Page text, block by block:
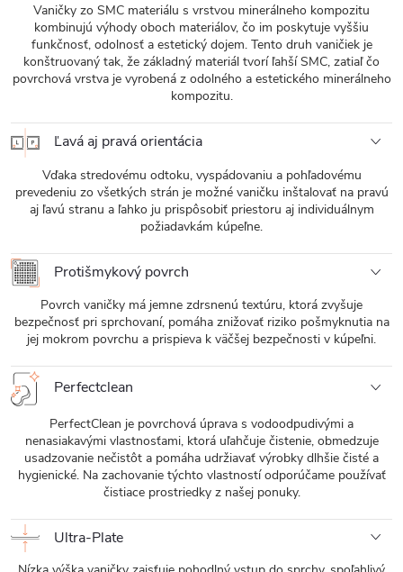
Vaničky zo SMC materiálu s vrstvou minerálneho kompozitu
kombinujú výhody oboch materiálov, čo im poskytuje vyššiu
funkčnosť, odolnosť a estetický dojem. Tento druh vaničiek je
konštruovaný tak, že základný materiál tvorí ľahší SMC, zatiaľ čo
povrchová vrstva je vyrobená z odolného a estetického minerálneho
kompozitu.
Ľavá aj pravá orientácia
Vďaka stredovému odtoku, vyspádovaniu a pohľadovému
prevedeniu zo všetkých strán je možné vaničku inštalovať na pravú
aj ľavú stranu a ľahko ju prispôsobiť priestoru aj individuálnym
požiadavkám kúpeľne.
Protišmykový povrch
Povrch vaničky má jemne zdrsnenú textúru, ktorá zvyšuje
bezpečnosť pri sprchovaní, pomáha znižovať riziko pošmyknutia na
jej mokrom povrchu a prispieva k väčšej bezpečnosti v kúpeľni.
Perfectclean
PerfectClean je povrchová úprava s vodoodpudivými a
nenasiakavými vlastnosťami, ktorá uľahčuje čistenie, obmedzuje
usadzovanie nečistôt a pomáha udržiavať výrobky dlhšie čisté a
hygienické. Na zachovanie týchto vlastností odporúčame používať
čistiace prostriedky z našej ponuky.
Ultra-Plate